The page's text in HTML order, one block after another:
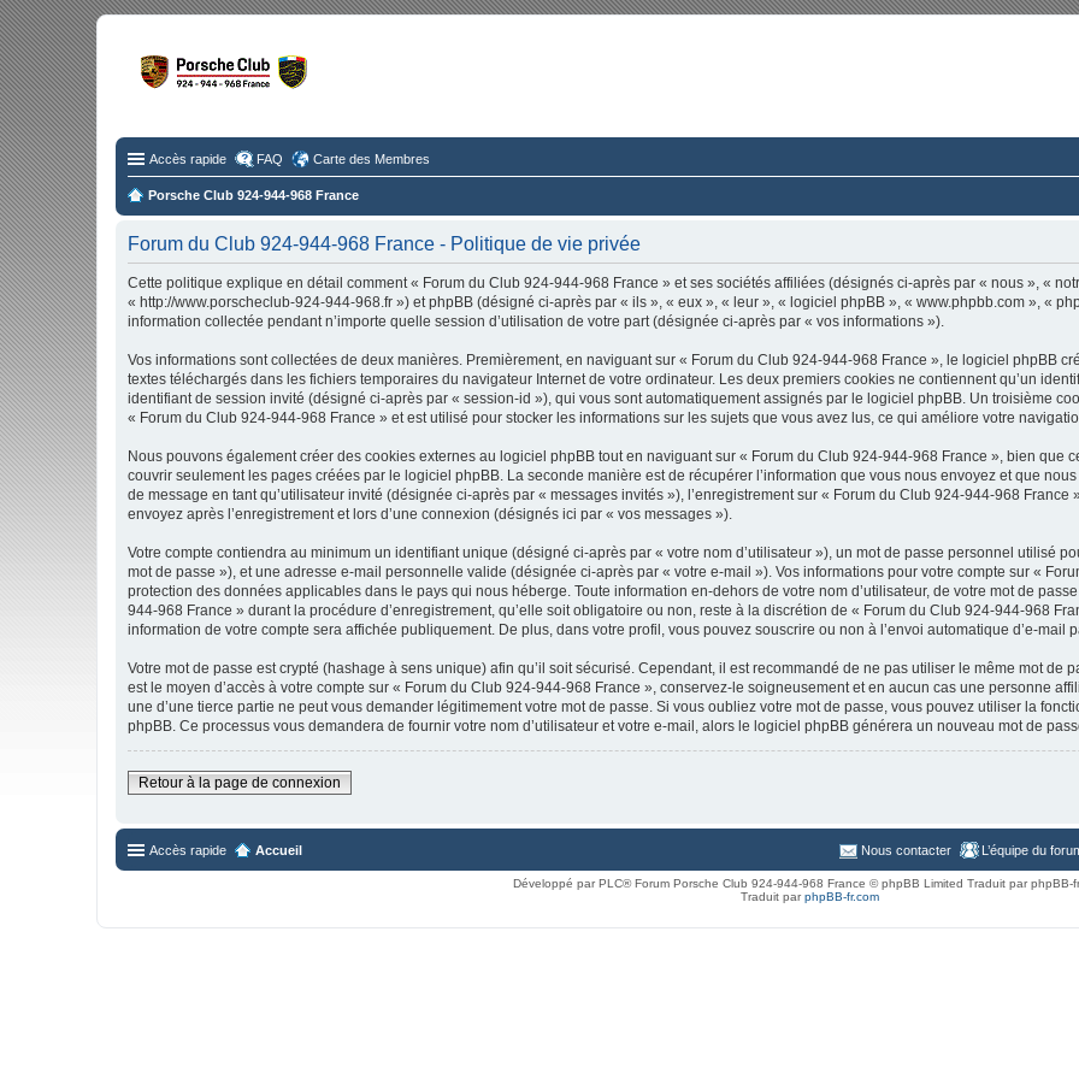
Accès rapide FAQ Carte des Membres
Porsche Club 924-944-968 France
Forum du Club 924-944-968 France - Politique de vie privée
Cette politique explique en détail comment « Forum du Club 924-944-968 France » et ses sociétés affiliées (désignés ci-après par « nous », «
« http://www.porscheclub-924-944-968.fr ») et phpBB (désigné ci-après par « ils », « eux », « leur », « logiciel phpBB », « www.phpbb.com », «
information collectée pendant n’importe quelle session d’utilisation de votre part (désignée ci-après par « vos informations »).
Vos informations sont collectées de deux manières. Premièrement, en naviguant sur « Forum du Club 924-944-968 France », le logiciel phpBB
textes téléchargés dans les fichiers temporaires du navigateur Internet de votre ordinateur. Les deux premiers cookies ne contiennent qu’un
identifiant de session invité (désigné ci-après par « session-id »), qui vous sont automatiquement assignés par le logiciel phpBB. Un troisième
« Forum du Club 924-944-968 France » et est utilisé pour stocker les informations sur les sujets que vous avez lus, ce qui améliore votre
Nous pouvons également créer des cookies externes au logiciel phpBB tout en naviguant sur « Forum du Club 924-944-968 France », bien que
couvrir seulement les pages créées par le logiciel phpBB. La seconde manière est de récupérer l’information que vous nous envoyez et que
de message en tant qu’utilisateur invité (désignée ci-après par « messages invités »), l’enregistrement sur « Forum du Club 924-944-968
envoyez après l’enregistrement et lors d’une connexion (désignés ici par « vos messages »).
Votre compte contiendra au minimum un identifiant unique (désigné ci-après par « votre nom d’utilisateur »), un mot de passe personnel utilisé
mot de passe »), et une adresse e-mail personnelle valide (désignée ci-après par « votre e-mail »). Vos informations pour votre compte sur «
protection des données applicables dans le pays qui nous héberge. Toute information en-dehors de votre nom d’utilisateur, de votre mot de
944-968 France » durant la procédure d’enregistrement, qu’elle soit obligatoire ou non, reste à la discrétion de « Forum du Club 924-944-968
information de votre compte sera affichée publiquement. De plus, dans votre profil, vous pouvez souscrire ou non à l’envoi automatique d’e-mail
Votre mot de passe est crypté (hashage à sens unique) afin qu’il soit sécurisé. Cependant, il est recommandé de ne pas utiliser le même mot de
est le moyen d’accès à votre compte sur « Forum du Club 924-944-968 France », conservez-le soigneusement et en aucun cas une personne
une d’une tierce partie ne peut vous demander légitimement votre mot de passe. Si vous oubliez votre mot de passe, vous pouvez utiliser la
phpBB. Ce processus vous demandera de fournir votre nom d’utilisateur et votre e-mail, alors le logiciel phpBB générera un nouveau mot de
Retour à la page de connexion
Accès rapide Accueil L’équipe du
Nous contacter
Développé par PLC® Forum Porsche Club 924-944-968 France © phpBB Limited Traduit par phpBB-
Traduit parphpBB-fr.com